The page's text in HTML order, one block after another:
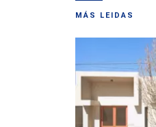
MÁS LEIDAS